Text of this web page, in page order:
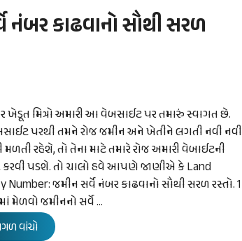
કાઢવાનો સૌથી સરળ
ખેડૂત મિત્રો અમારી આ વેબસાઈટ પર તમારું સ્વાગત છે.
પરથી તમને રોજ જમીન અને ખેતીને લગતી નવી નવી
મળતી રહેશે, તો તેના માટે તમારે રોજ અમારી વેબાઈટની
કરવી પડશે. તો ચાલો હવે આપણે જાણીએ કે Land
Number: જમીન સર્વે નંબર કાઢવાનો સૌથી સરળ રસ્તો. 1
મેળવો જમીનનો સર્વે …
વાંચો